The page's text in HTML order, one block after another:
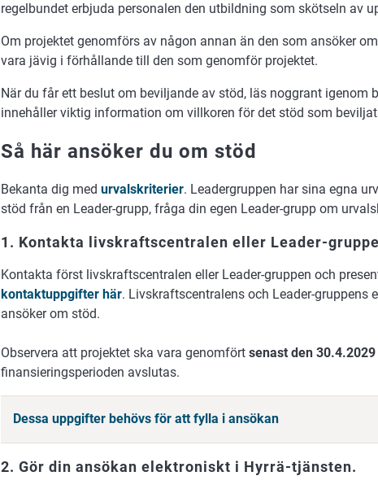
regelbundet erbjuda personalen den utbildning som skötseln av
Om projektet genomförs av någon annan än den som ansöker
vara jävig i förhållande till den som genomför projektet.
När du får ett beslut om beviljande av stöd, läs noggrant igenom
innehåller viktig information om villkoren för det stöd som
Så här ansöker du om stöd
Bekanta dig med urvalskriterier. Leadergruppen har sina egna
stöd från en Leader-grupp, fråga din egen Leader-grupp om
1. Kontakta livskraftscentralen eller Leader-
Kontakta först livskraftscentralen eller Leader-gruppen och
kontaktuppgifter här. Livskraftscentralens och Leader-gruppens
ansöker om stöd.
Observera att projektet ska vara genomfört senast den 30.4.2029
finansieringsperioden avslutas.
Dessa uppgifter behövs för att fylla i ansökan
2. Gör din ansökan elektroniskt i Hyrrä-tjänsten.